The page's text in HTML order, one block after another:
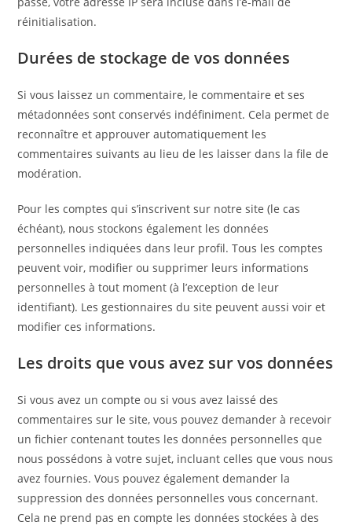
réinitialisation.
Durées de stockage de vos données
Si vous laissez un commentaire, le commentaire et ses
métadonnées sont conservés indéfiniment. Cela permet de
reconnaître et approuver automatiquement les
commentaires suivants au lieu de les laisser dans la file de
modération.
Pour les comptes qui s’inscrivent sur notre site (le cas
échéant), nous stockons également les données
personnelles indiquées dans leur profil. Tous les comptes
peuvent voir, modifier ou supprimer leurs informations
personnelles à tout moment (à l’exception de leur
identifiant). Les gestionnaires du site peuvent aussi voir et
modifier ces informations.
Les droits que vous avez sur vos données
Si vous avez un compte ou si vous avez laissé des
commentaires sur le site, vous pouvez demander à recevoir
un fichier contenant toutes les données personnelles que
nous possédons à votre sujet, incluant celles que vous nous
avez fournies. Vous pouvez également demander la
suppression des données personnelles vous concernant.
Cela ne prend pas en compte les données stockées à des